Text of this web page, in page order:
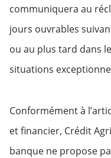
communiquera au
jours ouvrables
ou au plus tard dans
situations
Conformément à
et financier, Crédit
banque ne propose